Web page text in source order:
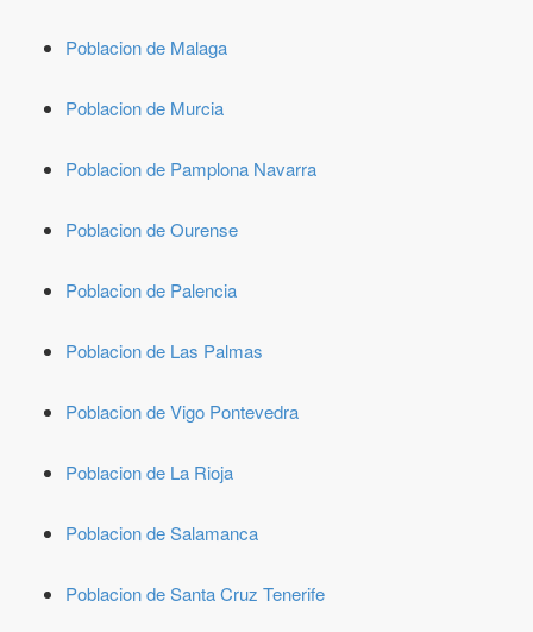
Poblacion de Malaga
Poblacion de Murcia
Poblacion de Pamplona Navarra
Poblacion de Ourense
Poblacion de Palencia
Poblacion de Las Palmas
Poblacion de Vigo Pontevedra
Poblacion de La Rioja
Poblacion de Salamanca
Poblacion de Santa Cruz Tenerife